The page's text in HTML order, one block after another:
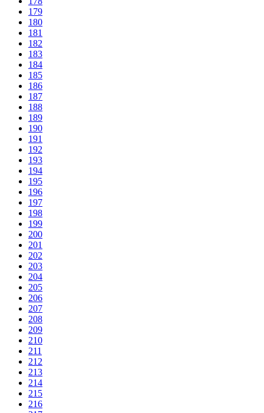
179
180
181
182
183
184
185
186
187
188
189
190
191
192
193
194
195
196
197
198
199
200
201
202
203
204
205
206
207
208
209
210
211
212
213
214
215
216